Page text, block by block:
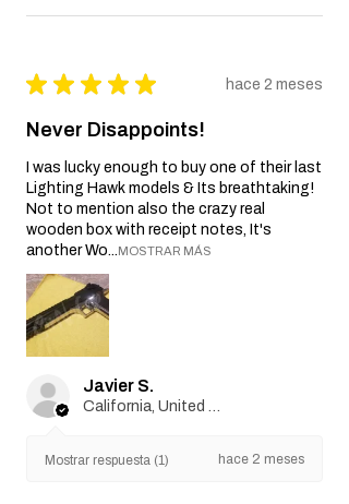
★ ★ ★ ★ ★ hace 2 meses
Never Disappoints!
I was lucky enough to buy one of their last
Lighting Hawk models & Its breathtaking!
Not to mention also the crazy real
wooden box with receipt notes, It's
another Wo... MOSTRAR MÁS
Javier S.
California, United States
Mostrar respuesta (1) hace 2 meses